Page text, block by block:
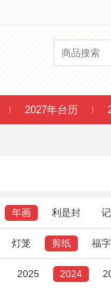
2027年台历
年画 利是封
灯笼 剪纸 福字
2025 2024